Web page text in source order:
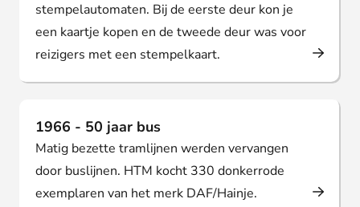
stempelautomaten. Bij de eerste deur kon je
een kaartje kopen en de tweede deur was voor
reizigers met een stempelkaart.
1966 - 50 jaar bus
Matig bezette tramlijnen werden vervangen
door buslijnen. HTM kocht 330 donkerrode
exemplaren van het merk DAF/Hainje.